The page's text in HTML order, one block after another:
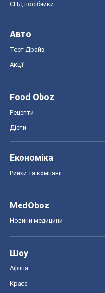
СНД посібники
Авто
Тест Драйв
Акції
Food Oboz
Рецепти
Дієти
Економіка
Ринки та компанії
MedOboz
Новини медицини
Шоу
Афіша
Краса